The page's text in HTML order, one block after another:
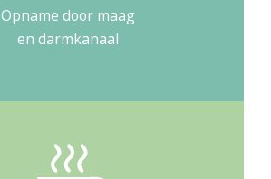
Opname door maag
en darmkanaal